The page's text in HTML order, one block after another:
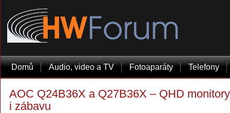
Domů Audio, video a TV Fotoaparáty Telefony
AOC Q24B36X a Q27B36X – QHD
i zábavu